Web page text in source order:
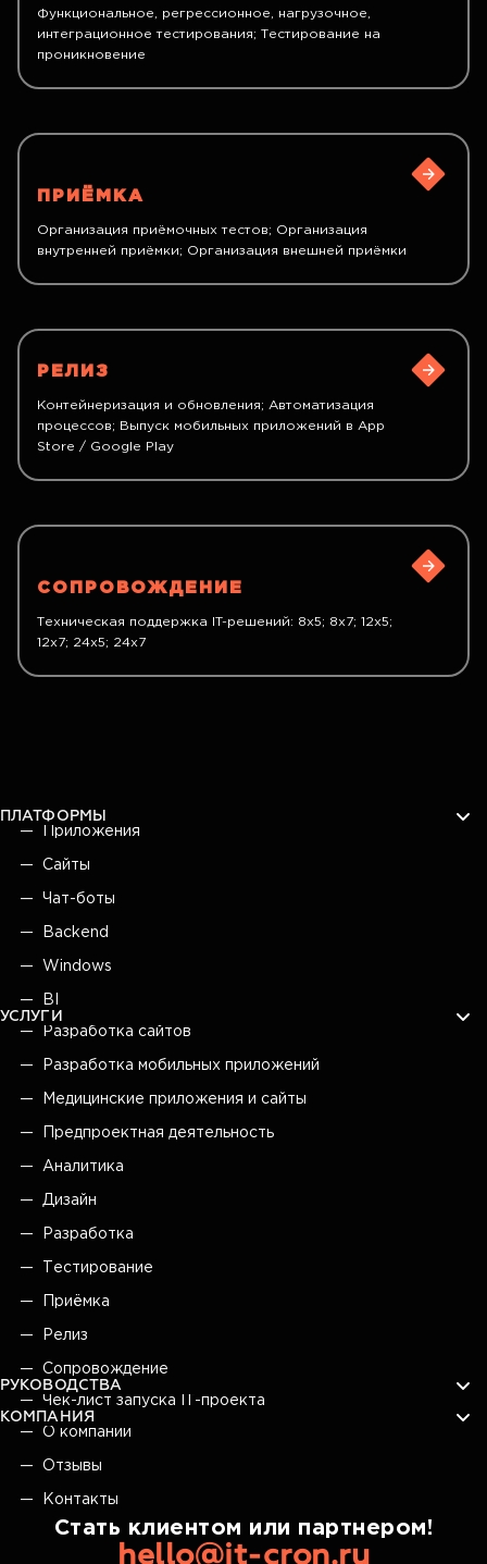
Функциональное, регрессионное, нагрузочное,
интеграционное тестирования; Тестирование на
проникновение
ПРИЁМКА
Организация приёмочных тестов; Организация
внутренней приёмки; Организация внешней приёмки
РЕЛИЗ
Контейнеризация и обновления; Автоматизация
процессов; Выпуск мобильных приложений в App
Store / Google Play
СОПРОВОЖДЕНИЕ
Техническая поддержка IT-решений: 8x5; 8x7; 12x5;
12x7; 24x5; 24x7
ПЛАТФОРМЫ
Приложения
Сайты
Чат-боты
Backend
Windows
BI
УСЛУГИ
Разработка сайтов
Разработка мобильных приложений
Медицинские приложения и сайты
Предпроектная деятельность
Аналитика
Дизайн
Разработка
Тестирование
Приёмка
Релиз
Сопровождение
РУКОВОДСТВА
Чек-лист запуска IT-проекта
КОМПАНИЯ
О компании
Отзывы
Контакты
Стать клиентом или партнером!
hello@it-cron.ru